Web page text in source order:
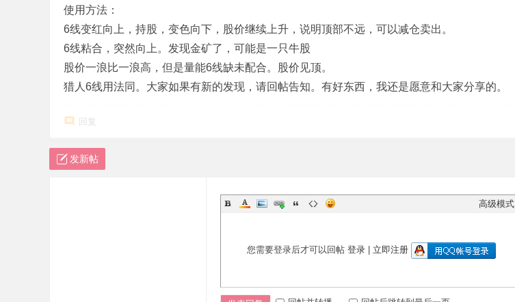
使用方法：
6线变红向上，持股，变色向下，股价继续上升，说明顶部不远，可以减仓卖出。
6线粘合，突然向上。发现金矿了，可能是一只牛股
股价一浪比一浪高，但是量能6线缺未配合。股价见顶。
猎人6线用法同。大家如果有新的发现，请回帖告知。有好东西，我还是愿意和大家分享的。
回复
发新帖
高级模式
您需要登录后才可以回帖 登录| 立即注册